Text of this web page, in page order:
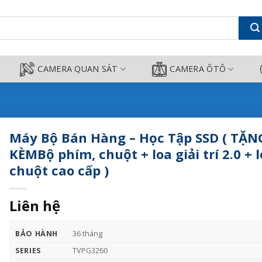
TẶNG KÈMBộ phím, chuột +
CAMERA QUAN SÁT CAMERA ÔTÔ
Máy Bộ Bán Hàng – Học Tập SSD (
KÈMBộ phím, chuột + loa giải trí 2.0 +
chuột cao cấp )
Liên hệ
BẢO HÀNH
36 tháng
SERIES
TVPG3260